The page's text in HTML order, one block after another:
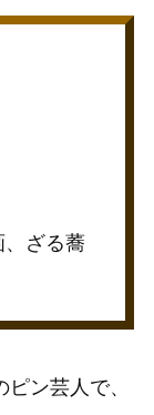
ざる蕎
ン芸人で、